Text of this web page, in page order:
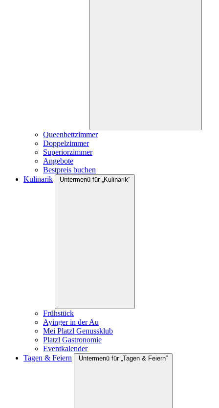
Queenbettzimmer
Doppelzimmer
Superiorzimmer
Angebote
Bestpreis buchen
Kulinarik
Untermenü für „Kulinarik“
Frühstück
Ayinger in der Au
Mei Platzl Genussklub
Platzl Gastronomie
Eventkalender
Tagen & Feiern
Untermenü für „Tagen & Feiern“